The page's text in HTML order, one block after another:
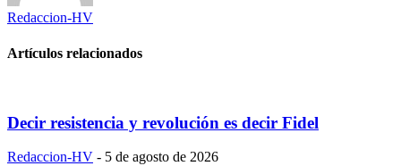
Redaccion-HV
Artículos relacionados
Decir resistencia y revolución es decir Fidel
Redaccion-HV - 5 de agosto de 2026